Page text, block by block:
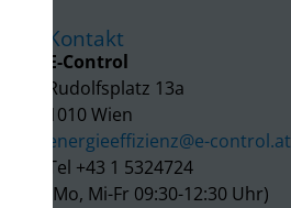
Kontakt
E-Control
Rudolfsplatz 13a
1010 Wien
energieeffizienz@e-control.at
Tel +43 1 5324724
(Mo, Mi-Fr 09:30-12:30 Uhr)